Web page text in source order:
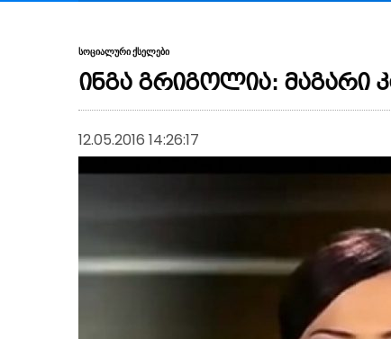
სოციალური ქსელები
ინგა გრიგოლია: მაგარი
12.05.2016 14:26:17